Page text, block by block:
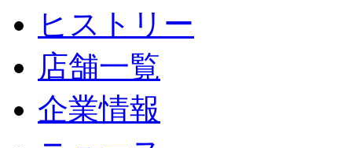
ヒストリー
店舗一覧
企業情報